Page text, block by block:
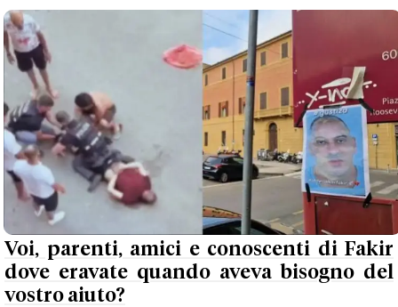
Voi, parenti, amici e conoscenti di Fakir
dove eravate quando aveva bisogno del
vostro aiuto?